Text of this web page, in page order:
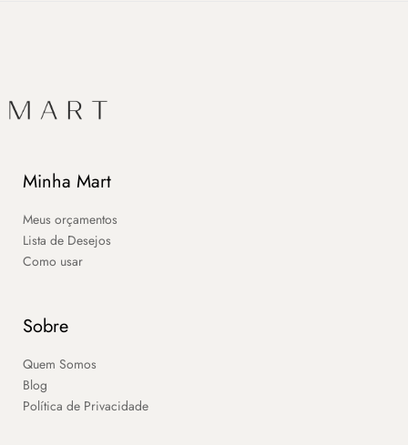
Minha Mart
Meus orçamentos
Lista de Desejos
Como usar
Sobre
Quem Somos
Blog
Política de Privacidade